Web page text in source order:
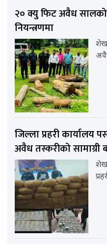
२० क्यु फिट अवैध सालको
नियन्त्रणमा
जिल्ला प्रहरी कार्यालय
अवैध तस्करीको सामाग्री